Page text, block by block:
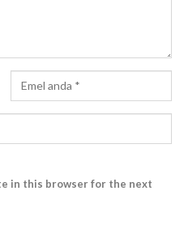
in this browser for the next